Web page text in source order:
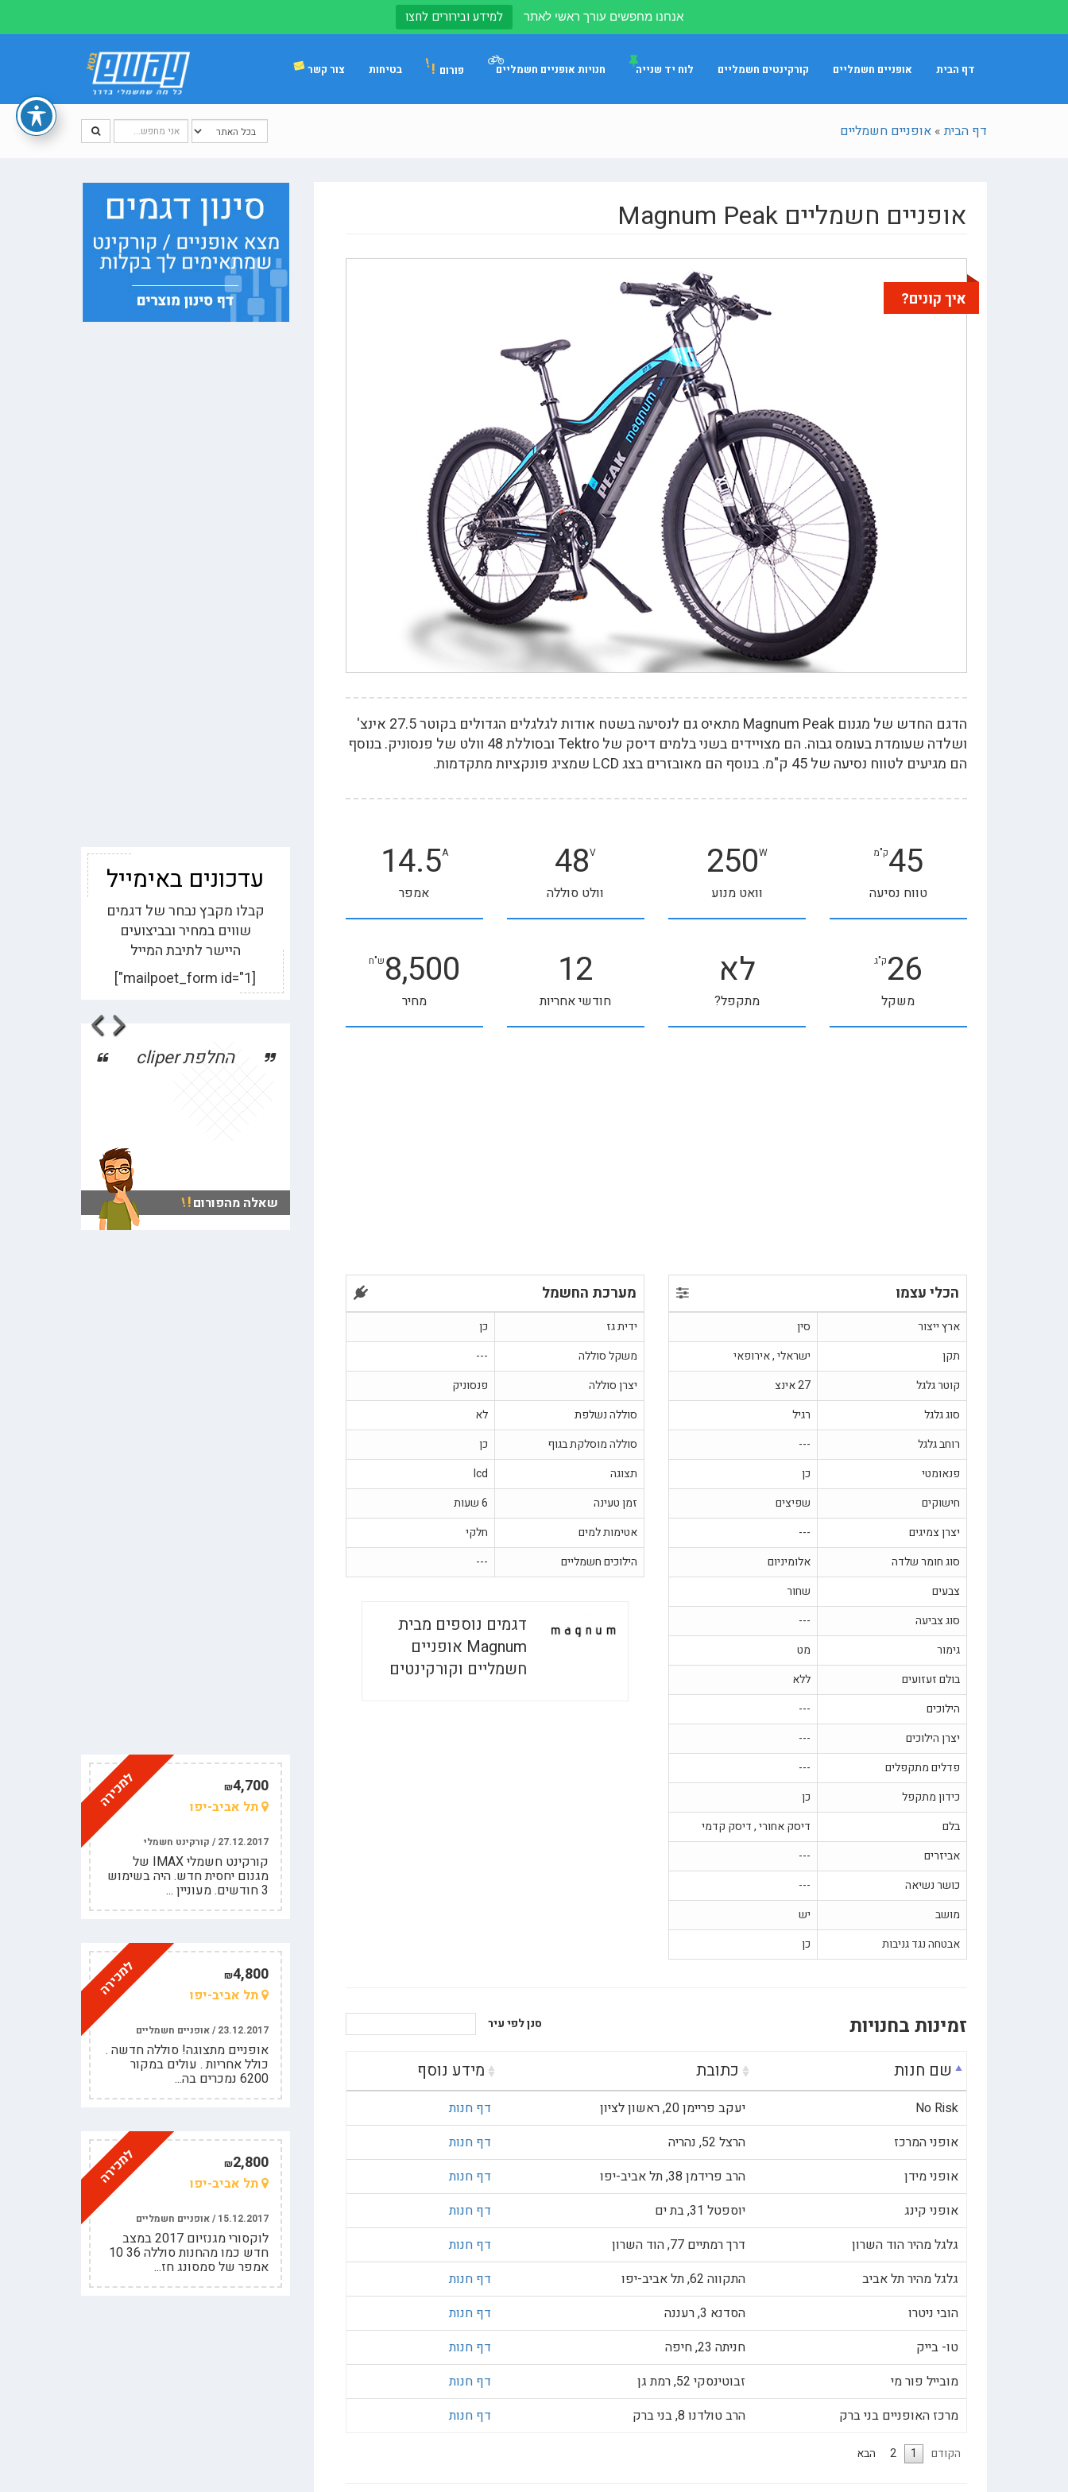
אנחנו מחפשים עורך ראשי לאתר למידע ובירורים לחצו
דף הבית אופניים חשמליים קורקינטים חשמליים לוח יד שנייה חנויות אופניים חשמליים פורום ! בטיחות צור קשר
דף הבית» אופניים חשמליים
אופניים חשמליים Magnum Peak
איך קונים?
הדגם החדש של מגנום Magnum Peak מתאיo גם לנסיעה בשטח אודות לגלגלים הגדולים בקוטר 27.5 אינצ'
ושלדה שעומדת בעומס גבוה. הם מצויידים בשני בלמים דיסק של Tektro ובסוללת 48 וולט של פנסוניק. בנוסף
הם מגיעים לטווח נסיעה של 45 ק"מ. בנוסף הם מאובזרים בצג LCD שמציג פונקציות מתקדמות.
45ק"מ
טווח נסיעה
250W
וואט מנוע
48V
וולט סוללה
14.5A
אמפר
26ק"ג
משקל
לא
מתקפל?
12
חודשי אחריות
8,500ש"ח
מחיר
הכלי עצמו
ארץ ייצור
סין
תקן
ישראלי , אירופאי
קוטר גלגל
27 אינצ
סוג גלגל
רגיל
רוחב גלגל
---
פנאומטי
כן
חישוקים
שפיצים
יצרן צמיגים
---
סוג חומר שלדה
אלומיניום
צבעים
שחור
סוג צביעה
---
גימור
מט
בולם זעזועים
ללא
הילוכים
---
יצרן הילוכים
---
פדלים מתקפלים
---
כידון מתקפל
כן
בלם
דיסק אחורי , דיסק קדמי
אביזרים
---
כושר נשיאה
---
מושב
יש
אבטחה נגד גניבות
כן
מערכת החשמל
ידית גז
כן
משקל סוללה
---
יצרן סוללה
פנסוניק
סוללה נשלפת
לא
סוללה מוסלקת בגוף
כן
תצוגה
lcd
זמן טעינה
6 שעות
אטימות למים
חלקי
הילוכים חשמליים
---
דגמים נוספים מבית
Magnum אופניים
חשמליים וקורקינטים
זמינות בחנויות סנן לפי עיר
שם חנות כתובת מידע נוסף
No Risk יעקב פריימן 20, ראשון לציון
דף חנות
אופני המרכז
הרצל 52, נהריה
דף חנות
אופני מידן
הרב פרידמן 38, תל אביב-יפו
דף חנות
אופני קינג
יוספטל 31, בת ים
דף חנות
גלגל מהיר הוד השרון
דרך רמתיים 77, הוד השרון
דף חנות
גלגל מהיר תל אביב
התקווה 62, תל אביב-יפו
דף חנות
הובי ניטרו
הסדנא 3, רעננה
דף חנות
טו- בייק
חניתה 23, חיפה
דף חנות
מובייל פור מי
זבוטינסקי 52, רמת גן
דף חנות
מרכז האופניים בני ברק
הרב טולדנו 8, בני ברק דף חנות
הקודם 1
2 הבא
עדכונים באימייל
קבלו מקבץ נבחר של דגמים
שווים במחיר ובביצועים
היישר לתיבת המייל
[mailpoet_form id="1"]
Next
ביטוח
שאלה מהפורום!
!
₪4,700
תל אביב-יפו
27.12.2017 / קורקינט חשמלי
קורקינט חשמלי IMAX של
מגנום יחסית חדש. היה בשימוש
3 חודשים. מעוניין ...
למכירה
₪4,800
תל אביב-יפו
23.12.2017 / אופניים חשמליים
אופניים מתצוגה! סוללה חדשה .
כולל אחריות . עולים במקור
6200 נמכרים בה...
למכירה
₪2,800
תל אביב-יפו
15.12.2017 / אופניים חשמליים
לוקסורי מגנזיום 2017 במצב
חדש כמו מהחנות סוללה 36 10
אמפר של סמסונג חז...
למכירה